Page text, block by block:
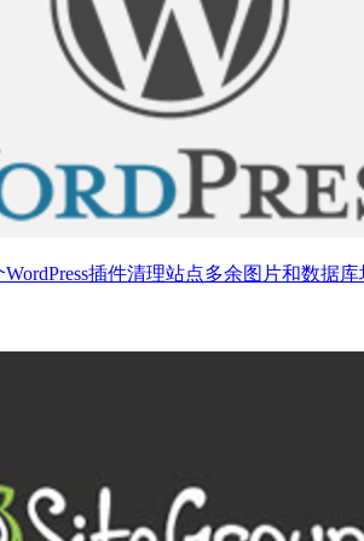
插件清理站点多余图片和数据